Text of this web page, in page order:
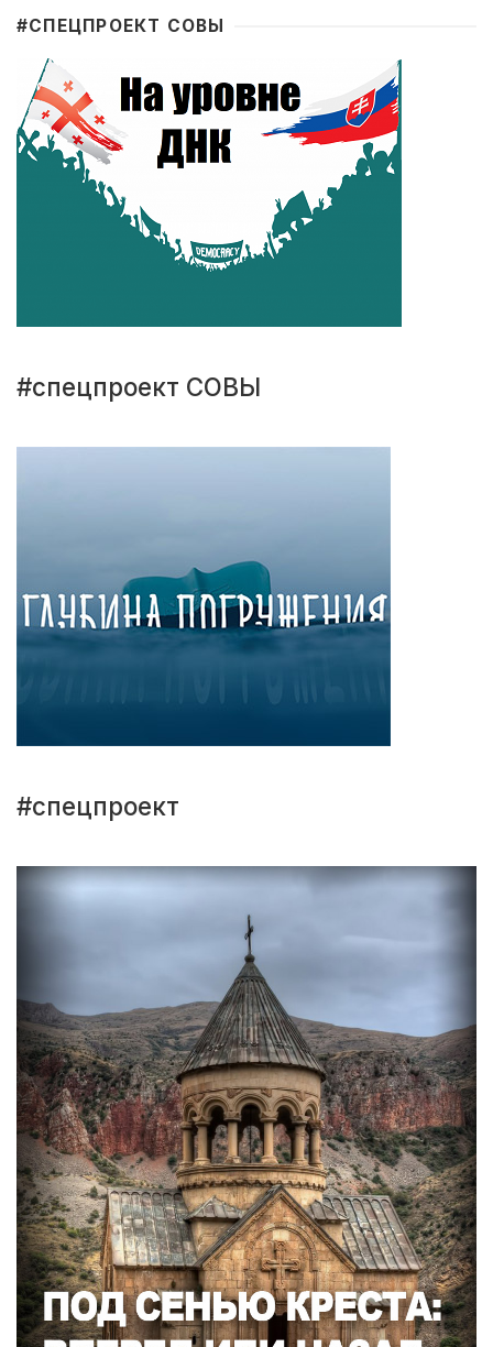
#CПЕЦПРОЕКТ СОВЫ
#спецпроект СОВЫ
#спецпроект